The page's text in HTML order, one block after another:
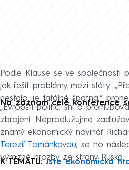
Podle Klause se ve společnosti
jak řešit problémy mezi státy.
nestalo, je fatálně špatná,“
Na záznam celé konference
„Evropští politici sní o
zbrojení. Neprodlužujme
známý ekonomický novinář
Terezií Tománkovou, se ho
výrazné hrozby ze strany Ruska.
K TÉMATU:Jste ekonomická